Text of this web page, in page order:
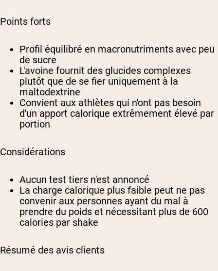
Points forts
Profil équilibré en macronutriments avec peu
de sucre
L'avoine fournit des glucides complexes
plutôt que de se fier uniquement à la
maltodextrine
Convient aux athlètes qui n'ont pas besoin
d'un apport calorique extrêmement élevé par
portion
Considérations
Aucun test tiers n'est annoncé
La charge calorique plus faible peut ne pas
convenir aux personnes ayant du mal à
prendre du poids et nécessitant plus de 600
calories par shake
Résumé des avis clients